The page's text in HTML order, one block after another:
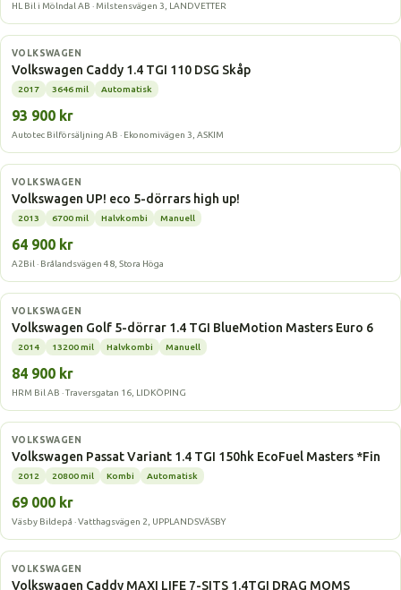
HL Bil i Mölndal AB · Milstensvägen 3, LANDVETTER
Gasbil
VOLKSWAGEN
Volkswagen Caddy 1.4 TGI 110 DSG Skåp
2017 3646 mil Automatisk
93 900 kr
Autotec Bilförsäljning AB · Ekonomivägen 3, ASKIM
Gasbil
VOLKSWAGEN
Volkswagen UP! eco 5-dörrars high up!
2013 6700 mil Halvkombi Manuell
64 900 kr
A2Bil · Brålandsvägen 48, Stora Höga
Gasbil
VOLKSWAGEN
Volkswagen Golf 5-dörrar 1.4 TGI BlueMotion Masters Euro 6
2014 13200 mil Halvkombi Manuell
84 900 kr
HRM Bil AB · Traversgatan 16, LIDKÖPING
Gasbil
VOLKSWAGEN
Volkswagen Passat Variant 1.4 TGI 150hk EcoFuel Masters *Fin
2012 20800 mil Kombi Automatisk
69 000 kr
Väsby Bildepå · Vatthagsvägen 2, UPPLANDSVÄSBY
Gasbil
VOLKSWAGEN
Volkswagen Caddy MAXI LIFE 7-SITS 1.4TGI DRAG MOMS